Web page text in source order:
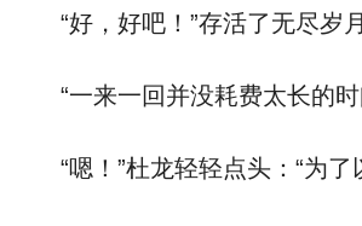
“好，好吧！”存活了无尽岁月
“一来一回并没耗费太长的时
“嗯！”杜龙轻轻点头：“为了